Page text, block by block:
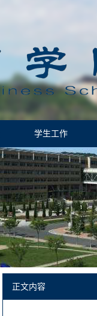
学生工作
正文内容